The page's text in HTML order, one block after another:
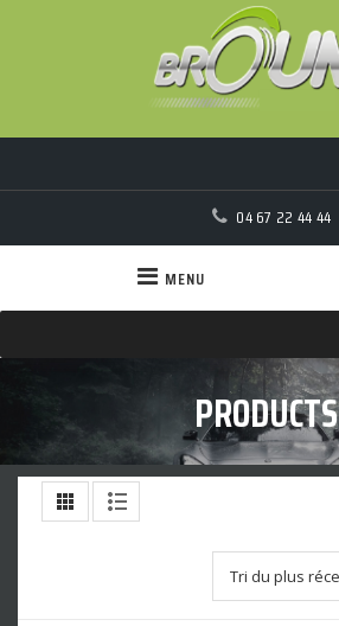
04 67 22 44 44
MENU
PRODUCTS